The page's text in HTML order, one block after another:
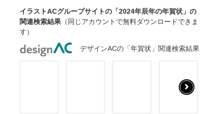
イラストACグループサイトの「2024年辰年の年賀状」の
関連検索結果 （同じアカウントで無料ダウンロードできま
す）
デザインACの「年賀状」関連検索結果